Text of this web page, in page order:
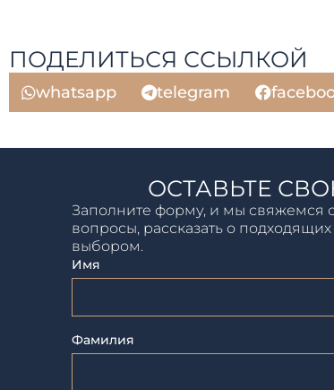
ПОДЕЛИТЬСЯ ССЫЛКОЙ
whatsapp telegram
ОСТАВЬТЕ
Заполните форму, и мы свяжемся с
вопросы, рассказать о
выбором.
Имя
Фамилия